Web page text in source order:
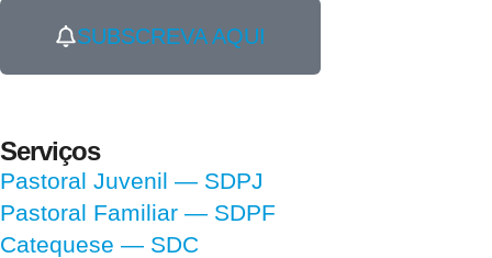
SUBSCREVA AQUI
Serviços
Pastoral Juvenil — SDPJ
Pastoral Familiar — SDPF
Catequese — SDC